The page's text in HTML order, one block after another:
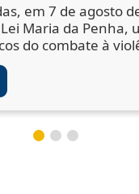
em 7 de agosto
Maria da Penha,
do combate à
A legislação
prevenção,
dos agressores,
olhos da
a importância de
Juízes e